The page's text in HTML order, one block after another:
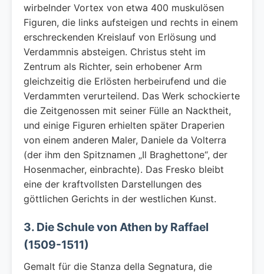
wirbelnder Vortex von etwa 400 muskulösen
Figuren, die links aufsteigen und rechts in einem
erschreckenden Kreislauf von Erlösung und
Verdammnis absteigen. Christus steht im
Zentrum als Richter, sein erhobener Arm
gleichzeitig die Erlösten herbeirufend und die
Verdammten verurteilend. Das Werk schockierte
die Zeitgenossen mit seiner Fülle an Nacktheit,
und einige Figuren erhielten später Draperien
von einem anderen Maler, Daniele da Volterra
(der ihm den Spitznamen „Il Braghettone“, der
Hosenmacher, einbrachte). Das Fresko bleibt
eine der kraftvollsten Darstellungen des
göttlichen Gerichts in der westlichen Kunst.
3. Die Schule von Athen by Raffael
(1509-1511)
Gemalt für die Stanza della Segnatura, die